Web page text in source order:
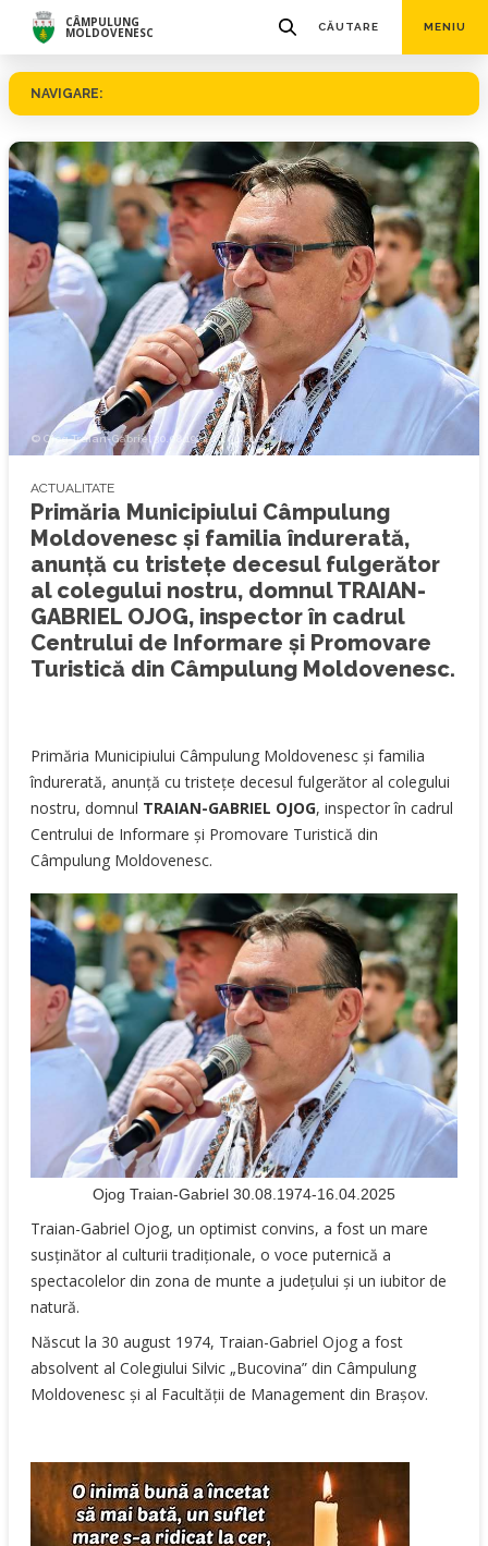
CÂMPULUNG
MOLDOVENESC CĂUTARE MENIU
NAVIGARE:
© Ojog Traian-Gabriel 30.08.1974-16.04.2025
ACTUALITATE
Primăria Municipiului Câmpulung
Moldovenesc și familia îndurerată,
anunță cu tristețe decesul fulgerător
al colegului nostru, domnul TRAIAN-
GABRIEL OJOG, inspector în cadrul
Centrului de Informare și Promovare
Turistică din Câmpulung Moldovenesc.
Primăria Municipiului Câmpulung Moldovenesc și familia
îndurerată, anunță cu tristețe decesul fulgerător al colegului
nostru, domnul TRAIAN-GABRIEL OJOG, inspector în cadrul
Centrului de Informare și Promovare Turistică din
Câmpulung Moldovenesc.
Ojog Traian-Gabriel 30.08.1974-16.04.2025
Traian-Gabriel Ojog, un optimist convins, a fost un mare
susținător al culturii tradiționale, o voce puternică a
spectacolelor din zona de munte a județului și un iubitor de
natură.
Născut la 30 august 1974, Traian-Gabriel Ojog a fost
absolvent al Colegiului Silvic „Bucovina” din Câmpulung
Moldovenesc și al Facultății de Management din Brașov.